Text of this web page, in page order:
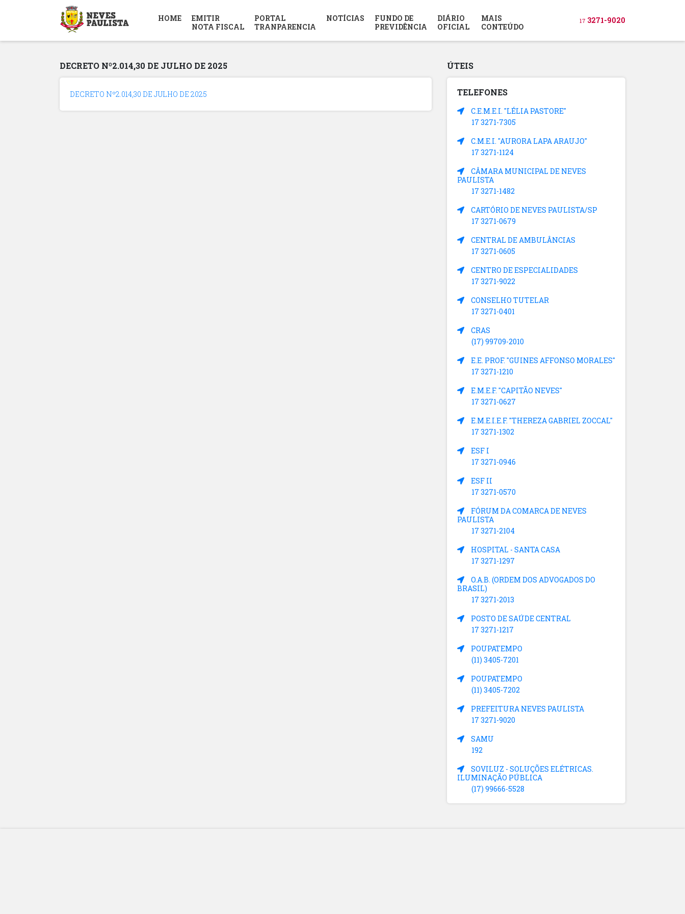
HOME
EMITIR
NOTA FISCAL
PORTAL
TRANPARENCIA
NOTÍCIAS
FUNDO DE
PREVIDÊNCIA
DIÁRIO
OFICIAL
MAIS
CONTEÚDO
17 3271-9020
DECRETO Nº2.014,30 DE JULHO DE 2025
DECRETO Nº2.014,30 DE JULHO DE 2025
ÚTEIS
TELEFONES
C.E.M.E.I. "LÉLIA PASTORE"
17 3271-7305
C.M.E.I. "AURORA LAPA ARAUJO"
17 3271-1124
CÂMARA MUNICIPAL DE NEVES
PAULISTA
17 3271-1482
CARTÓRIO DE NEVES PAULISTA/SP
17 3271-0679
CENTRAL DE AMBULÂNCIAS
17 3271-0605
CENTRO DE ESPECIALIDADES
17 3271-9022
CONSELHO TUTELAR
17 3271-0401
CRAS
(17) 99709-2010
E.E. PROF. "GUINES AFFONSO MORALES"
17 3271-1210
E.M.E.F. "CAPITÃO NEVES"
17 3271-0627
E.M.E.I.E.F. "THEREZA GABRIEL ZOCCAL"
17 3271-1302
ESF I
17 3271-0946
ESF II
17 3271-0570
FÓRUM DA COMARCA DE NEVES
PAULISTA
17 3271-2104
HOSPITAL - SANTA CASA
17 3271-1297
O.A.B. (ORDEM DOS ADVOGADOS DO
BRASIL)
17 3271-2013
POSTO DE SAÚDE CENTRAL
17 3271-1217
POUPATEMPO
(11) 3405-7201
POUPATEMPO
(11) 3405-7202
PREFEITURA NEVES PAULISTA
17 3271-9020
SAMU
192
SOVILUZ - SOLUÇÕES ELÉTRICAS.
ILUMINAÇÃO PÚBLICA
(17) 99666-5528